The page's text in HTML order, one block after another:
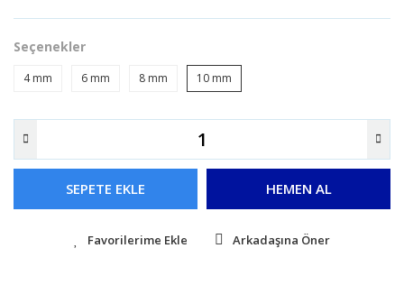
Seçenekler
4 mm 6 mm 8 mm 10 mm
SEPETE EKLE HEMEN AL
Arkadaşına Öner